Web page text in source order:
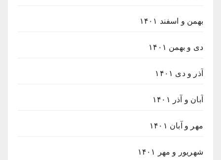
بهمن و اسفند ۱۴۰۱
دی و بهمن ۱۴۰۱
آذر و دی ۱۴۰۱
آبان و آذر ۱۴۰۱
مهر و آبان ۱۴۰۱
شهریور و مهر ۱۴۰۱